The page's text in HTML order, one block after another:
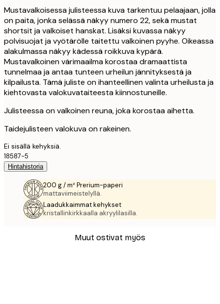
Mustavalkoisessa julisteessa kuva tarkentuu pelaajaan, jolla
on paita, jonka selässä näkyy numero 22, sekä mustat
shortsit ja valkoiset hanskat. Lisäksi kuvassa näkyy
polvisuojat ja vyötärölle taitettu valkoinen pyyhe. Oikeassa
alakulmassa näkyy kädessä roikkuva kypärä.
Mustavalkoinen värimaailma korostaa dramaattista
tunnelmaa ja antaa tunteen urheilun jännityksestä ja
kilpailusta. Tämä juliste on ihanteellinen valinta urheilusta ja
kiehtovasta valokuvataiteesta kiinnostuneille.
Julisteessa on valkoinen reuna, joka korostaa aihetta.
Taidejulisteen valokuva on rakeinen.
Ei sisällä kehyksiä.
18587-5
Hintahistoria
200 g / m² Prerium-paperi
mattaviimeistelyllä.
Laadukkaimmat kehykset
kristallinkirkkaalla akryylilasilla.
Muut ostivat myös